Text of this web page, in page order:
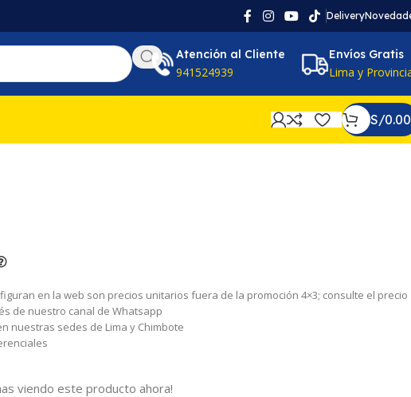
Delivery
Atención al Cliente
941524939
Envíos Gratis
Lima y
S/0.00
en la web son precios unitarios fuera de la promoción 4×3; consulte el precio
de nuestro canal de Whatsapp
nuestras sedes de Lima y Chimbote
viendo este producto ahora!